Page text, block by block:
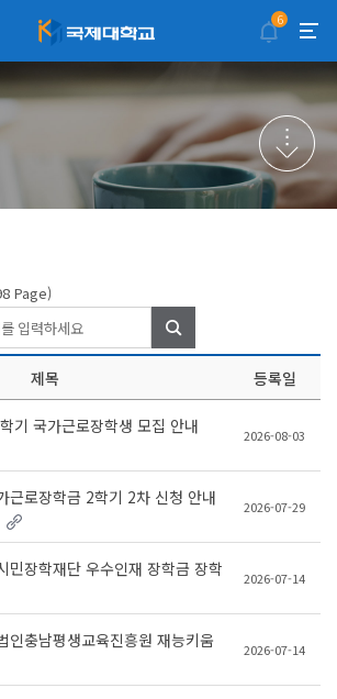
국제대학교 입학안내
산학협력단
교수학습지원센터
무선인터넷이용안내
증명발급사이트
6
Page)
제목 등록일
기 국가근로장학생 모집 안내
2026-08-03
근로장학금 2학기 2차 신청 안내
2026-07-29
장학재단 우수인재 장학금 장학
2026-07-14
충남평생교육진흥원 재능키움
2026-07-14